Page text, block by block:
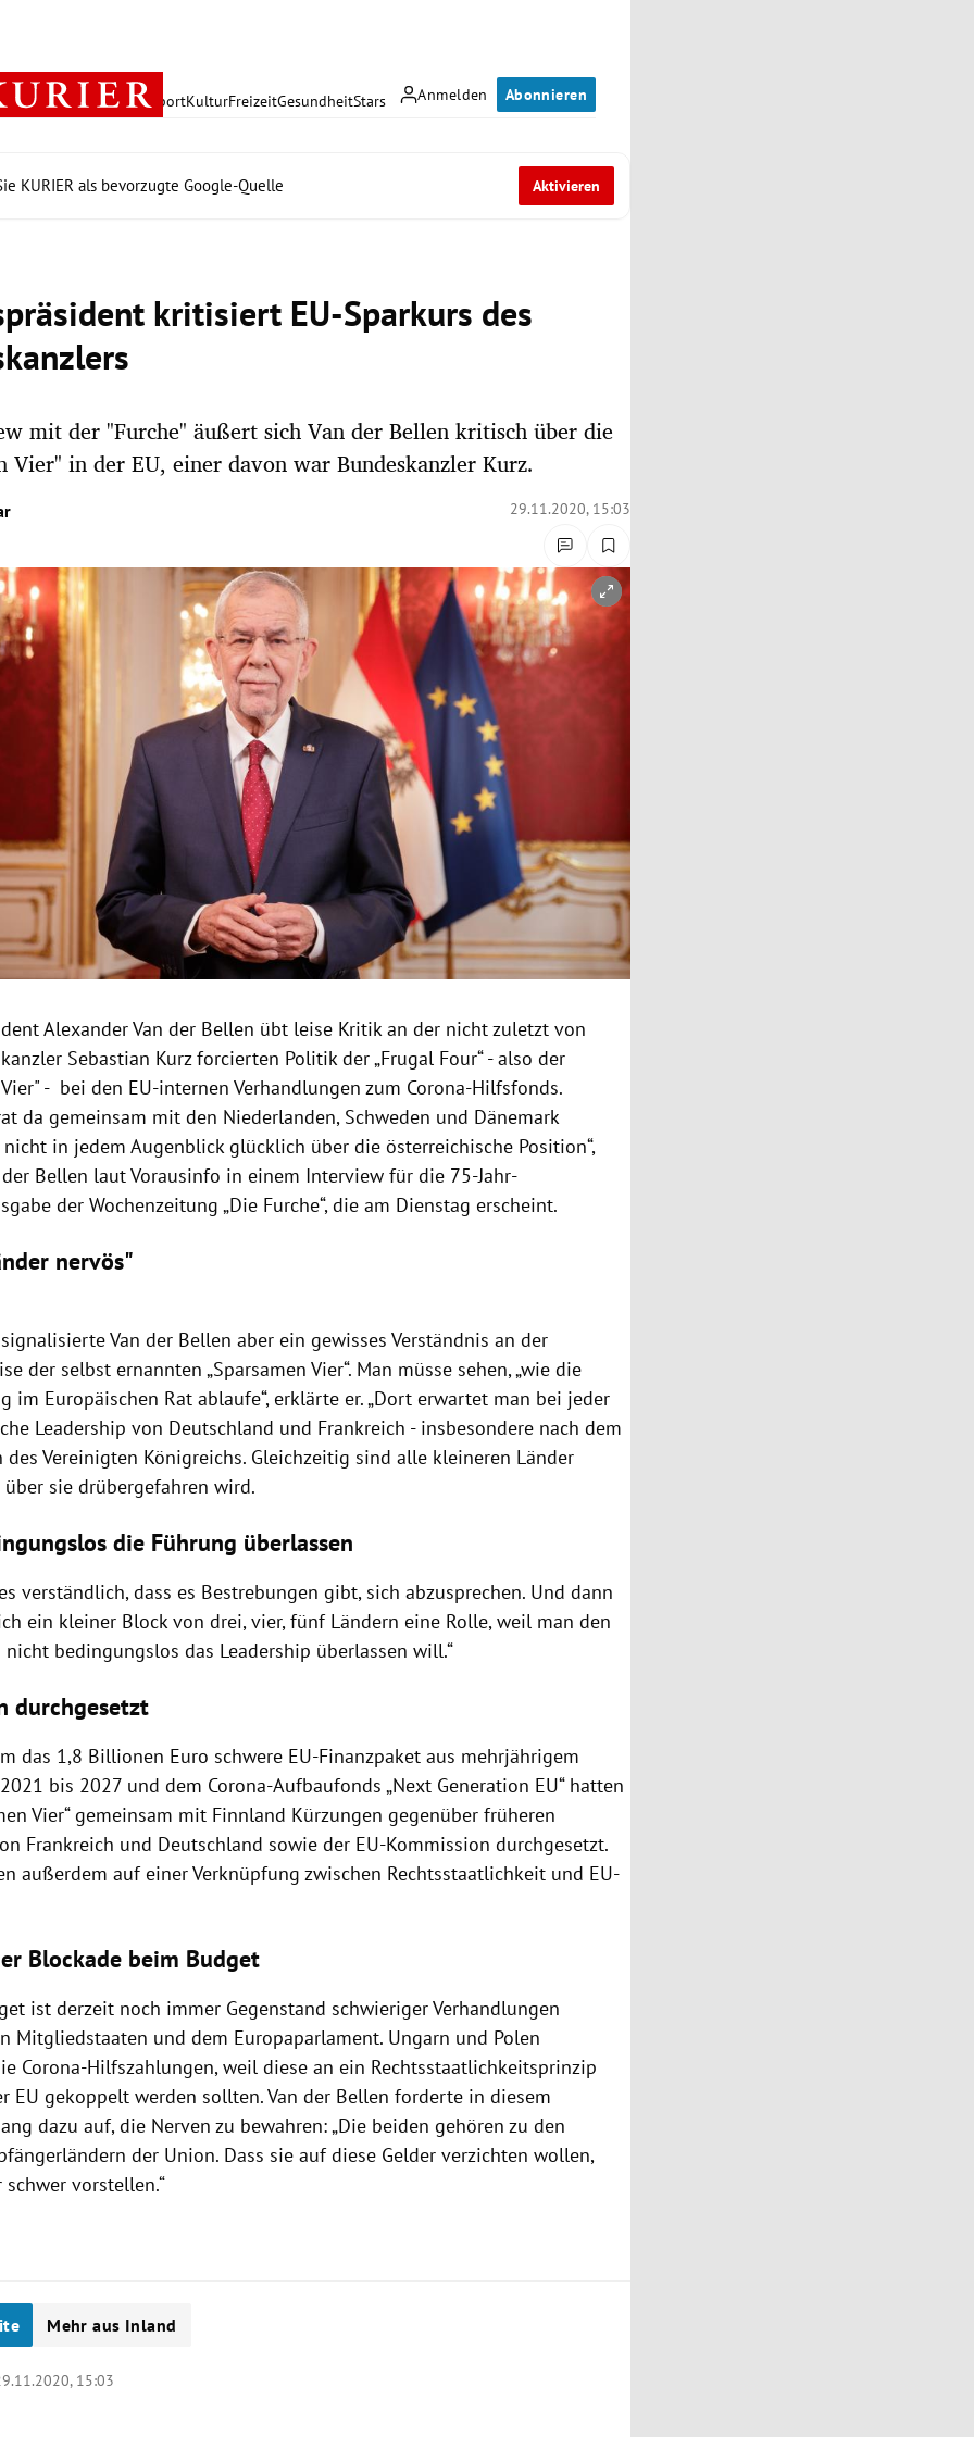
Anmelden Abonnieren
PolitikWirtschaft SportKulturFreizeitGesundheitStars
KURIER als bevorzugte Google-Quelle Aktivieren
kritisiert EU-Sparkurs des
mit der "Furche" äußert sich Van der Bellen kritisch über die
Vier" in der EU, einer davon war Bundeskanzler Kurz.
29.11.2020, 15:03
öffnen/schließen
Alexander Van der Bellen übt leise Kritik an der nicht zuletzt von
Sebastian Kurz forcierten Politik der „Frugal Four“ - also der
- bei den EU-internen Verhandlungen zum Corona-Hilfsfonds.
da gemeinsam mit den Niederlanden, Schweden und Dänemark
nicht in jedem Augenblick glücklich über die österreichische Position“,
Bellen laut Vorausinfo in einem Interview für die 75-Jahr-
der Wochenzeitung „Die Furche“, die am Dienstag erscheint.
nervös"
Van der Bellen aber ein gewisses Verständnis an der
der selbst ernannten „Sparsamen Vier“. Man müsse sehen, „wie die
im Europäischen Rat ablaufe“, erklärte er. „Dort erwartet man bei jeder
Leadership von Deutschland und Frankreich - insbesondere nach dem
des Vereinigten Königreichs. Gleichzeitig sind alle kleineren Länder
über sie drübergefahren wird.
die Führung überlassen
verständlich, dass es Bestrebungen gibt, sich abzusprechen. Und dann
ein kleiner Block von drei, vier, fünf Ländern eine Rolle, weil man den
bedingungslos das Leadership überlassen will.“
durchgesetzt
das 1,8 Billionen Euro schwere EU-Finanzpaket aus mehrjährigem
bis 2027 und dem Corona-Aufbaufonds „Next Generation EU“ hatten
Vier“ gemeinsam mit Finnland Kürzungen gegenüber früheren
Frankreich und Deutschland sowie der EU-Kommission durchgesetzt.
außerdem auf einer Verknüpfung zwischen Rechtsstaatlichkeit und EU-
Blockade beim Budget
ist derzeit noch immer Gegenstand schwieriger Verhandlungen
Mitgliedstaaten und dem Europaparlament. Ungarn und Polen
Corona-Hilfszahlungen, weil diese an ein Rechtsstaatlichkeitsprinzip
EU gekoppelt werden sollten. Van der Bellen forderte in diesem
dazu auf, die Nerven zu bewahren: „Die beiden gehören zu den
der Union. Dass sie auf diese Gelder verzichten wollen,
vorstellen.“
Mehr aus Inland
15:03